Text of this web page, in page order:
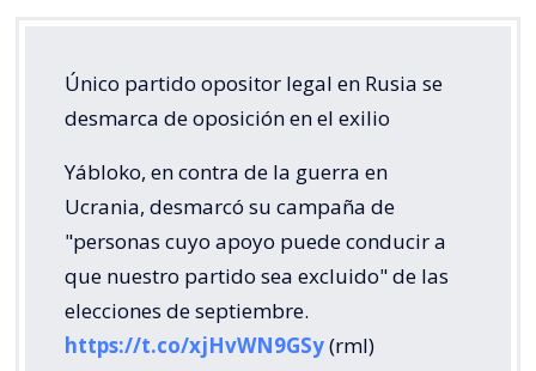
Único partido opositor legal en Rusia se
desmarca de oposición en el exilio
Yábloko, en contra de la guerra en
Ucrania, desmarcó su campaña de
"personas cuyo apoyo puede conducir a
que nuestro partido sea excluido" de las
elecciones de septiembre.
https://t.co/xjHvWN9GSy(rml)